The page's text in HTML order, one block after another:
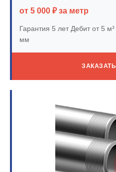
от 5 000 ₽ за метр
Гарантия 5 летДебит от 5 м³
мм